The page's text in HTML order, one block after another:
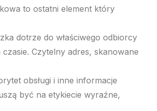
to ostatni element który
dotrze do właściwego odbiorcy
czasie. Czytelny adres, skanowane
obsługi i inne informacje
być na etykiecie wyraźne,